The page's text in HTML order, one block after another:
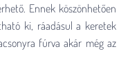
Ennek köszönhetően
ki, ráadásul a keretek
fúrva akár még az